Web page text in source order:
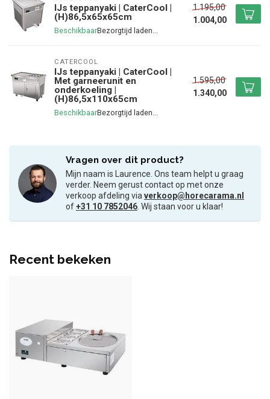
IJs teppanyaki | CaterCool |
(H)86,5x65x65cm
Beschikbaar
1.195,00
1.004,00
CATERCOOL
IJs teppanyaki | CaterCool |
Met garneerunit en
onderkoeling |
(H)86,5x110x65cm
Beschikbaar
1.595,00
1.340,00
Vragen over dit product?
Mijn naam is Laurence. Ons team helpt u graag
verder. Neem gerust contact op met onze
verkoop afdeling viaverkoop@horecarama.nl
of+31 10 7852046. Wij staan voor u klaar!
Recent bekeken